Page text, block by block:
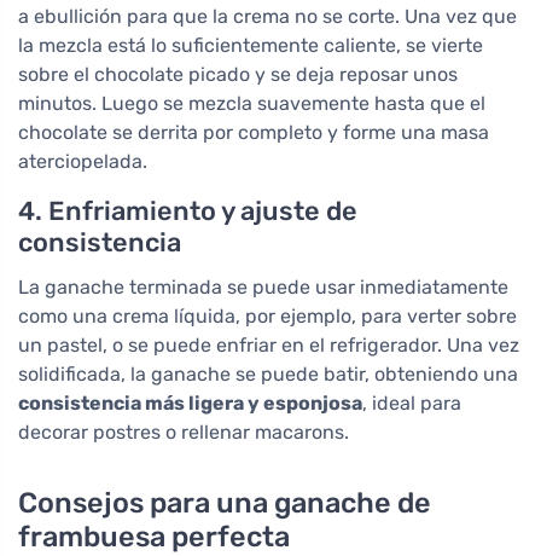
a ebullición para que la crema no se corte. Una vez que
la mezcla está lo suficientemente caliente, se vierte
sobre el chocolate picado y se deja reposar unos
minutos. Luego se mezcla suavemente hasta que el
chocolate se derrita por completo y forme una masa
aterciopelada.
4. Enfriamiento y ajuste de
consistencia
La ganache terminada se puede usar inmediatamente
como una crema líquida, por ejemplo, para verter sobre
un pastel, o se puede enfriar en el refrigerador. Una vez
solidificada, la ganache se puede batir, obteniendo una
consistencia más ligera y esponjosa, ideal para
decorar postres o rellenar macarons.
Consejos para una ganache de
frambuesa perfecta